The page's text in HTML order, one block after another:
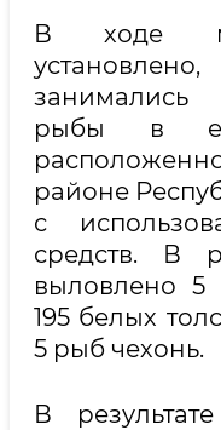
В ходе
занимались
рыбы в
районе
с
средств. В
выловлено 5
195 белых
5 рыб чехонь.
В